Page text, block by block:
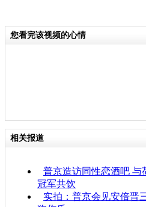
您看完该视频的心情
相关报道
普京造访同性恋酒吧 与
冠军共饮
实拍：普京会见安倍晋